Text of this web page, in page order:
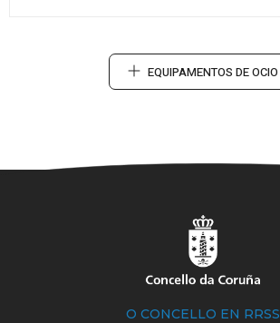
EQUIPAMENTOS DE OCIO
O CONCELLO EN RRSS